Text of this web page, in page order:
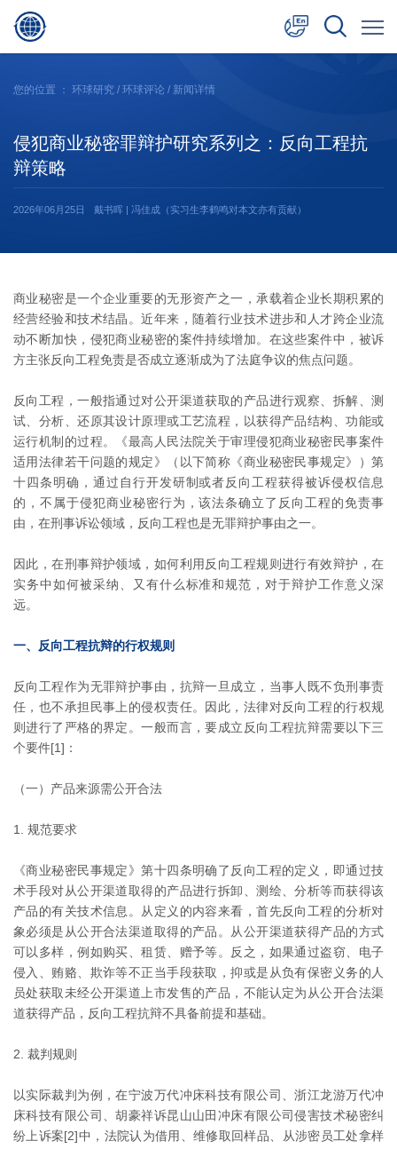
日本語
您的位置 ： 环球研究 / 环球评论 / 新闻详情
侵犯商业秘密罪辩护研究系列之：反向工程抗
辩策略
2026年06月25日 戴书晖 | 冯佳成（实习生李鹤鸣对本文亦有贡献）
商业秘密是一个企业重要的无形资产之一，承载着企业长期积累的
经营经验和技术结晶。近年来，随着行业技术进步和人才跨企业流
动不断加快，侵犯商业秘密的案件持续增加。在这些案件中，被诉
方主张反向工程免责是否成立逐渐成为了法庭争议的焦点问题。
反向工程，一般指通过对公开渠道获取的产品进行观察、拆解、测
试、分析、还原其设计原理或工艺流程，以获得产品结构、功能或
运行机制的过程。《最高人民法院关于审理侵犯商业秘密民事案件
适用法律若干问题的规定》（以下简称《商业秘密民事规定》）第
十四条明确，通过自行开发研制或者反向工程获得被诉侵权信息
的，不属于侵犯商业秘密行为，该法条确立了反向工程的免责事
由，在刑事诉讼领域，反向工程也是无罪辩护事由之一。
因此，在刑事辩护领域，如何利用反向工程规则进行有效辩护，在
实务中如何被采纳、又有什么标准和规范，对于辩护工作意义深
远。
一、反向工程抗辩的行权规则
反向工程作为无罪辩护事由，抗辩一旦成立，当事人既不负刑事责
任，也不承担民事上的侵权责任。因此，法律对反向工程的行权规
则进行了严格的界定。一般而言，要成立反向工程抗辩需要以下三
个要件[1]：
（一）产品来源需公开合法
1. 规范要求
《商业秘密民事规定》第十四条明确了反向工程的定义，即通过技
术手段对从公开渠道取得的产品进行拆卸、测绘、分析等而获得该
产品的有关技术信息。从定义的内容来看，首先反向工程的分析对
象必须是从公开合法渠道取得的产品。从公开渠道获得产品的方式
可以多样，例如购买、租赁、赠予等。反之，如果通过盗窃、电子
侵入、贿赂、欺诈等不正当手段获取，抑或是从负有保密义务的人
员处获取未经公开渠道上市发售的产品，不能认定为从公开合法渠
道获得产品，反向工程抗辩不具备前提和基础。
2. 裁判规则
以实际裁判为例，在宁波万代冲床科技有限公司、浙江龙游万代冲
床科技有限公司、胡豪祥诉昆山山田冲床有限公司侵害技术秘密纠
纷上诉案[2]中，法院认为借用、维修取回样品、从涉密员工处拿样